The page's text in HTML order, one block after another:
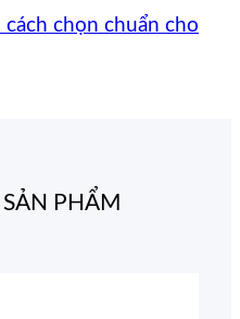
chọn chuẩn cho
PHẨM